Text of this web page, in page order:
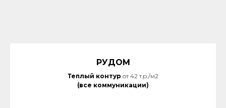
РУДОМ
Теплый контур от 42 т.р./м2
(все коммуникации)